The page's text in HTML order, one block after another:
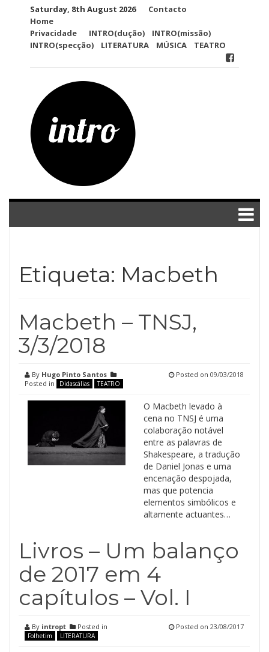
Saturday, 8th August 2026
Contacto
Home
Privacidade
INTRO(dução)
INTRO(missão)
INTRO(specção)
LITERATURA MÚSICA TEATRO
Etiqueta: Macbeth
Macbeth – TNSJ,
3/3/2018
By Hugo Pinto Santos
Posted in
Didascálias TEATRO
Posted on 09/03/2018
O Macbeth levado à
cena no TNSJ é uma
colaboração notável
entre as palavras de
Shakespeare, a tradução
de Daniel Jonas e uma
encenação despojada,
mas que potencia
elementos simbólicos e
altamente actuantes…
Livros – Um balanço
de 2017 em 4
capítulos – Vol. I
By intropt Posted in
Folhetim LITERATURA
Posted on 23/08/2017